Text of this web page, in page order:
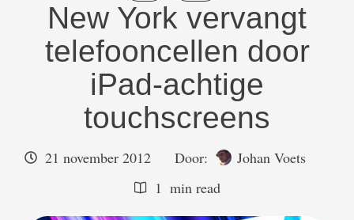
New York vervangt
telefooncellen door
iPad-achtige
touchscreens
21 november 2012 Door:
Johan Voets
1 min read